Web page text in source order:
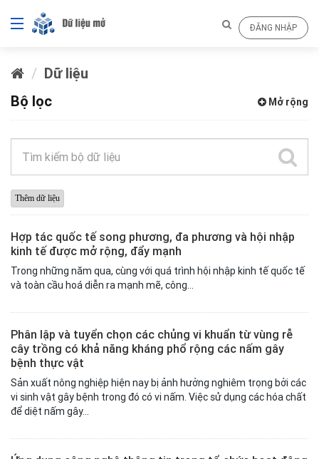
ĐĂNG NHẬP
Dữ liệu
Bộ lọc
Mở rộng
Hợp tác quốc tế song phương, đa phương và hội nhập
kinh tế được mở rộng, đẩy mạnh
Trong những năm qua, cùng với quá trình hội nhập kinh tế quốc tế
và toàn cầu hoá diễn ra mạnh mẽ, công...
Phân lập và tuyển chọn các chủng vi khuẩn từ vùng rễ
cây trồng có khả năng kháng phổ rộng các nấm gây
bệnh thực vật
Sản xuất nông nghiệp hiện nay bị ảnh hưởng nghiêm trọng bởi các
vi sinh vật gây bệnh trong đó có vi nấm. Việc sử dụng các hóa chất
để diệt nấm gây...